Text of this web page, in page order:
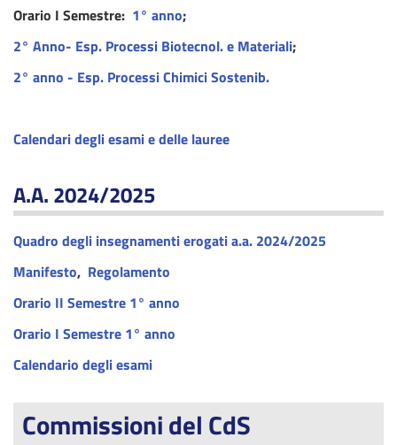
Orario I Semestre: 1° anno;
2° Anno- Esp. Processi Biotecnol. e Materiali;
2° anno - Esp. Processi Chimici Sostenib.
Calendari degli esami e delle lauree
A.A. 2024/2025
Quadro degli insegnamenti erogati a.a. 2024/2025
Manifesto, Regolamento
Orario II Semestre 1° anno
Orario I Semestre 1° anno
Calendario degli esami
Commissioni del CdS